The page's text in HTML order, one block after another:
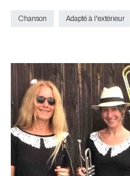
Chanson Adapté à l'extérieur